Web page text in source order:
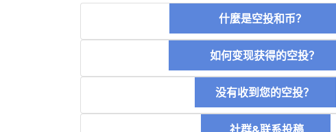
什麼是空投和币？
如何变现获得的空投？
没有收到您的空投？
社群&联系投稿